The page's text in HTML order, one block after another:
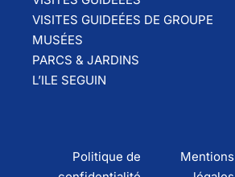
VISITES GUIDEÉES DE GROUPE
MUSÉES
PARCS & JARDINS
L’ILE SEGUIN
Politique de
Mentions